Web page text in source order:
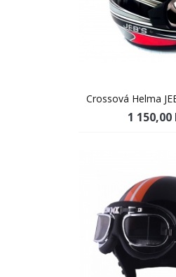
Crossová Helma
1 150,00